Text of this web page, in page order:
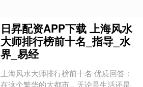
日昇配资APP下载 上海风水
大师排行榜前十名_指导_水
界_易经
上海风水大师排行榜前十名 优质回答：
在这个繁华的大都市，无论是生活还是